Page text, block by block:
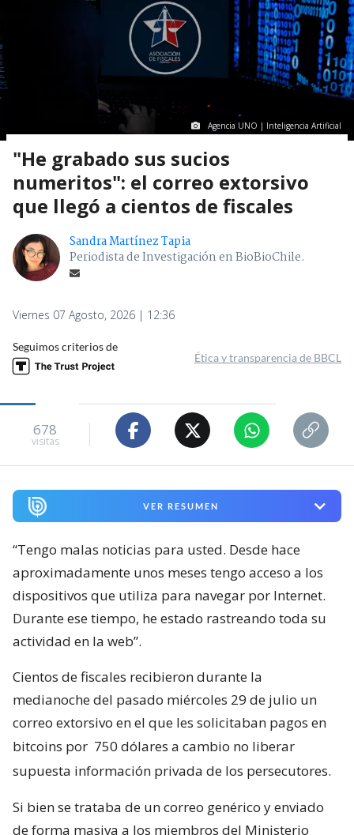
Agencia UNO | Inteligencia Artificial
"He grabado sus sucios
numeritos": el correo extorsivo
que llegó a cientos de fiscales
Sandra Martínez Tapia
Periodista de Investigación en BioBioChile.
Viernes 07 Agosto, 2026 | 12:36
Seguimos criterios de
Ética y transparencia de BBCL
678
visitas
VER RESUMEN
“Tengo malas noticias para usted. Desde hace
aproximadamente unos meses tengo acceso a los
dispositivos que utiliza para navegar por Internet.
Durante ese tiempo, he estado rastreando toda su
actividad en la web”.
Cientos de fiscales recibieron durante la
medianoche del pasado miércoles 29 de julio un
correo extorsivo en el que les solicitaban pagos en
bitcoins por 750 dólares a cambio no liberar
supuesta información privada de los persecutores.
Si bien se trataba de un correo genérico y enviado
de forma masiva a los miembros del Ministerio